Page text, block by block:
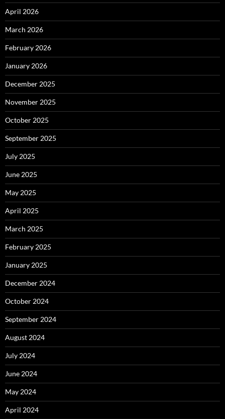
April 2026
March 2026
February 2026
January 2026
December 2025
November 2025
October 2025
September 2025
July 2025
June 2025
May 2025
April 2025
March 2025
February 2025
January 2025
December 2024
October 2024
September 2024
August 2024
July 2024
June 2024
May 2024
April 2024